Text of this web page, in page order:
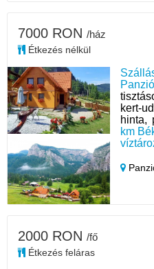
kert-
hinta,
km
7000 RON /ház
Étkezés nélkül
2000 RON /fő
Étkezés feláras